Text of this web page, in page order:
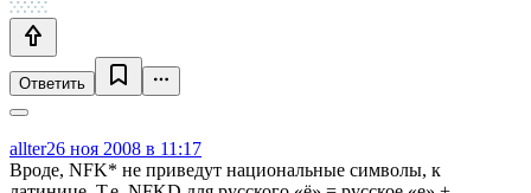
Ответить
allter26 ноя 2008 в 11:17
Вроде, NFK* не приведут национальные символы, к